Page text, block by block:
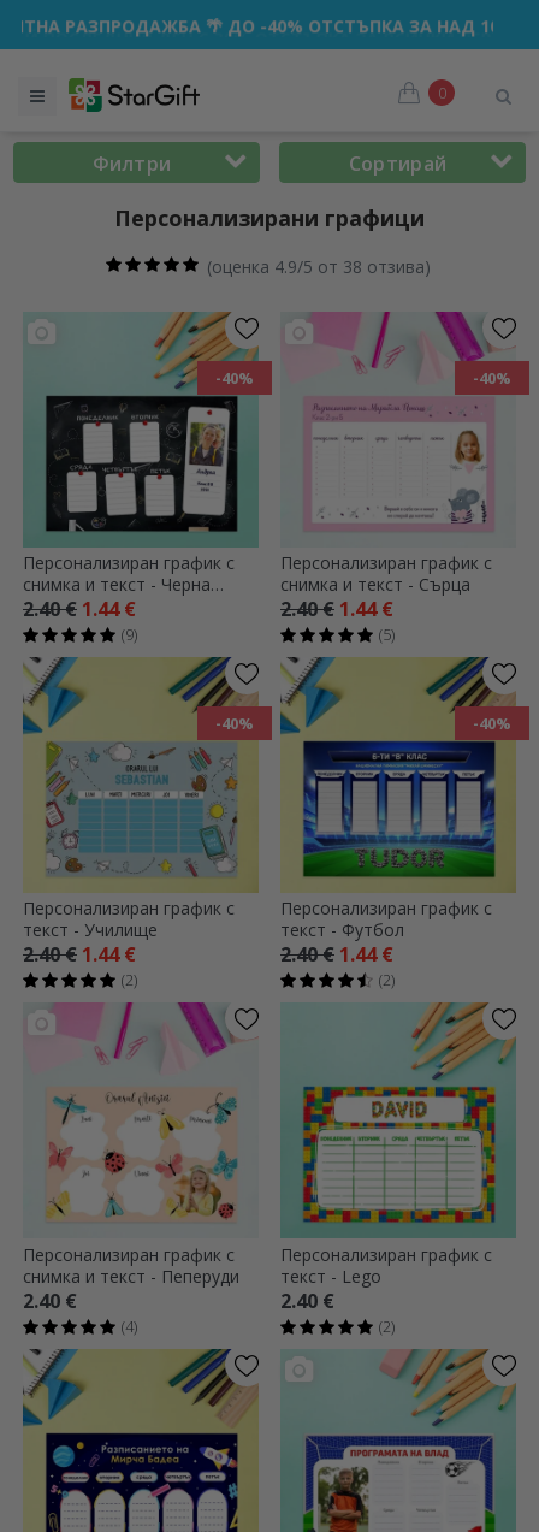
🌴 ДО -40% ОТСТЪПКА ЗА НАД 100
0
Филтри Сортирай
Персонализирани графици
(оценка 4.9/5 от 38 отзива)
-40%
Персонализиран график с
снимка и текст - Черна
дъска
2.40 € 1.44 €
(9)
-40%
Персонализиран график с
снимка и текст - Сърца
2.40 € 1.44 €
(5)
-40%
Персонализиран график с
текст - Училище
2.40 € 1.44 €
(2)
-40%
Персонализиран график с
текст - Футбол
2.40 € 1.44 €
(2)
Персонализиран график с
снимка и текст - Пеперуди
2.40 €
(4)
Персонализиран график с
текст - Lego
2.40 €
(2)